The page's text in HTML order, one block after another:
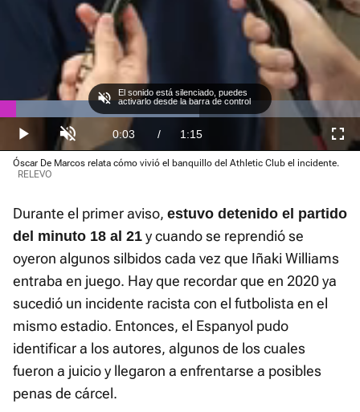
Play Unmute Current
Time
0:03 / Duration
1:15
:
55.26%
El sonido está silenciado, puedes
activarlo desde la barra de control
Óscar De Marcos relata cómo vivió el banquillo del Athletic Club el incidente.
RELEVO
Durante el primer aviso, estuvo detenido el partido
del minuto 18 al 21 y cuando se reprendió se
oyeron algunos silbidos cada vez que Iñaki Williams
entraba en juego. Hay que recordar que en 2020 ya
sucedió un incidente racista con el futbolista en el
mismo estadio. Entonces, el Espanyol pudo
identificar a los autores, algunos de los cuales
fueron a juicio y llegaron a enfrentarse a posibles
penas de cárcel.